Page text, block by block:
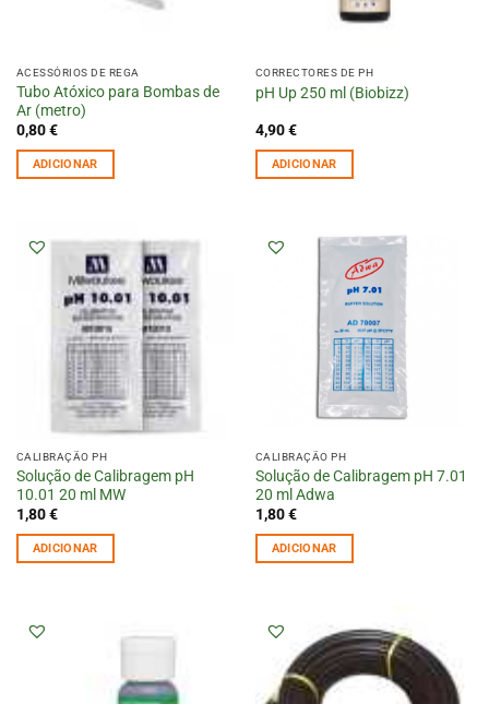
ACESSÓRIOS DE REGA
Tubo Atóxico para Bombas de
Ar (metro)
0,80€
ADICIONAR
CORRECTORES DE PH
pH Up 250 ml (Biobizz)
4,90€
ADICIONAR
CALIBRAÇÃO PH
Solução de Calibragem pH
10.01 20 ml MW
1,80€
ADICIONAR
CALIBRAÇÃO PH
Solução de Calibragem pH 7.01
20 ml Adwa
1,80€
ADICIONAR